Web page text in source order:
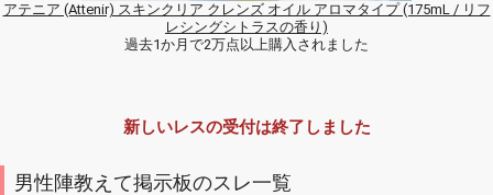
アテニア (Attenir) スキンクリア クレンズ オイル アロマタイプ (175mL / リフ
レシングシトラスの香り)
過去1か月で2万点以上購入されました
新しいレスの受付は終了しました
男性陣教えて掲示板のスレ一覧